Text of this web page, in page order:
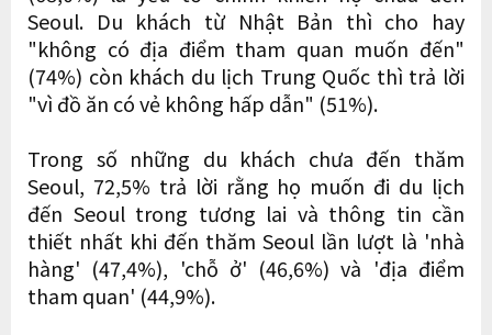
Seoul. Du khách từ Nhật Bản thì cho hay
"không có địa điểm tham quan muốn đến"
(74%) còn khách du lịch Trung Quốc thì trả lời
"vì đồ ăn có vẻ không hấp dẫn" (51%).
Trong số những du khách chưa đến thăm
Seoul, 72,5% trả lời rằng họ muốn đi du lịch
đến Seoul trong tương lai và thông tin cần
thiết nhất khi đến thăm Seoul lần lượt là 'nhà
hàng' (47,4%), 'chỗ ở' (46,6%) và 'địa điểm
tham quan' (44,9%).